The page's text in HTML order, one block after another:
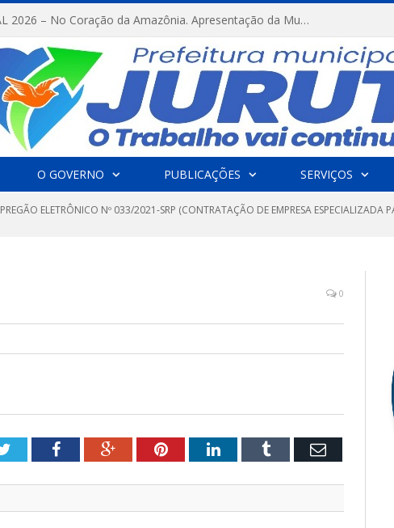
FESTRIBAL 2026 – No Coração da Amazônia. Apresentação da Munduruku.
O GOVERNO PUBLICAÇÕES SERVIÇOS
PREGÃO ELETRÔNICO Nº 033/2021-SRP (CONTRATAÇÃO DE EMPRESA ESPECIALIZADA
0
TwitterFacebookGoogle+PinterestLinkedInTumblr Email